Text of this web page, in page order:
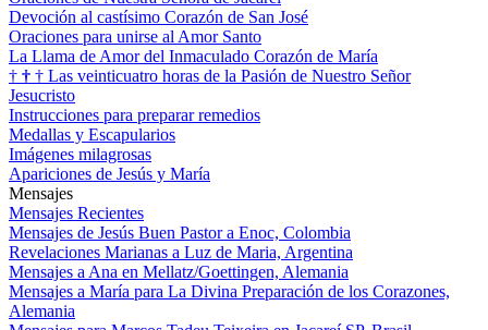
Devoción al castísimo Corazón de San José
Oraciones para unirse al Amor Santo
La Llama de Amor del Inmaculado Corazón de María
† † † Las veinticuatro horas de la Pasión de Nuestro Señor
Jesucristo
Instrucciones para preparar remedios
Medallas y Escapularios
Imágenes milagrosas
Apariciones de Jesús y María
Mensajes
Mensajes Recientes
Mensajes de Jesús Buen Pastor a Enoc, Colombia
Revelaciones Marianas a Luz de Maria, Argentina
Mensajes a Ana en Mellatz/Goettingen, Alemania
Mensajes a María para La Divina Preparación de los Corazones,
Alemania